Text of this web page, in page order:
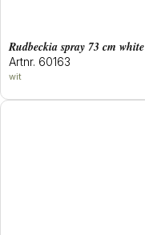
rudbeckia spray 73 cm white
Artnr. 60163
wit